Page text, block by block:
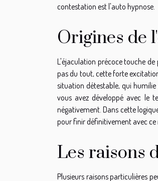
contestation est l'auto hypnose.
Origines de
L'éjaculation précoce touche
pas du tout, cette forte
situation détestable, qui
vous avez développé avec le
négativement. Dans cette
pour finir définitivement avec ce
Les raisons
Plusieurs raisons particulières